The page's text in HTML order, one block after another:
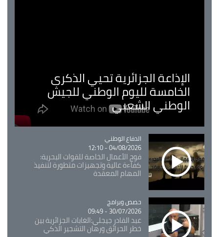
الإذاعة الجزائرية تحيي الذكرى
الخامسة لليوم الوطني للجيش
الوطني الشعبي
Catégorie
الدفاع الوطني
04/08/2026 - 12:10
فوج الأعمال الخاصة للقوات البحرية:
كفاءة عالية وتجهيزات متطورة لتنفيذ
المهام المعقدة
Catégorie
حصص وبرامج
30/07/2026 - 09:49
عبد القادر جيجلي:الغابات الجزائرية بين
خطر الحرائق ورهان التشجير الذكي